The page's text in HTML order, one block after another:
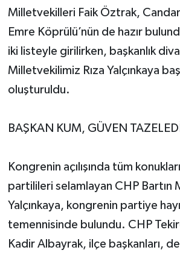
Milletvekilleri Faik Öztrak,
Emre Köprülü’nün de hazır
iki listeyle girilirken, başkanlık
Milletvekilimiz Rıza Yalçınkaya
oluşturuldu.
BAŞKAN KUM, GÜVEN TAZELEDİ
Kongrenin açılışında tüm
partilileri selamlayan CHP Bartın
Yalçınkaya, kongrenin partiye
temennisinde bulundu. CHP
Kadir Albayrak, ilçe başkanları,